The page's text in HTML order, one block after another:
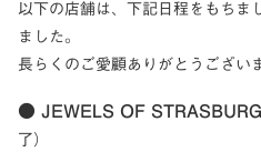
以下の店舗は、下記日程をもちま
ました。
長らくのご愛顧ありがとうござい
● JEWELS OF
了）